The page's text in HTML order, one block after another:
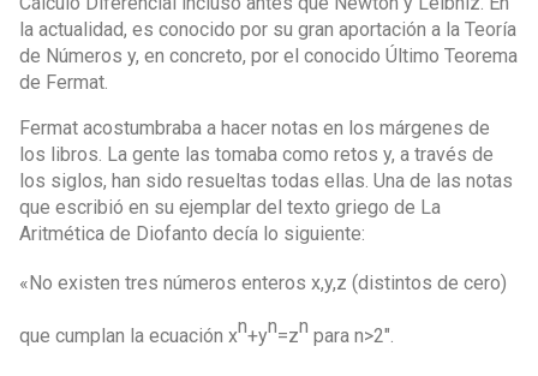
la actualidad, es conocido por su gran aportación a la Teoría
de Números y, en concreto, por el conocido Último Teorema
de Fermat.
Fermat acostumbraba a hacer notas en los márgenes de
los libros. La gente las tomaba como retos y, a través de
los siglos, han sido resueltas todas ellas. Una de las notas
que escribió en su ejemplar del texto griego de La
Aritmética de Diofanto decía lo siguiente:
«No existen tres números enteros x,y,z (distintos de cero)
que cumplan la ecuación xn+yn=zn para n>2″.